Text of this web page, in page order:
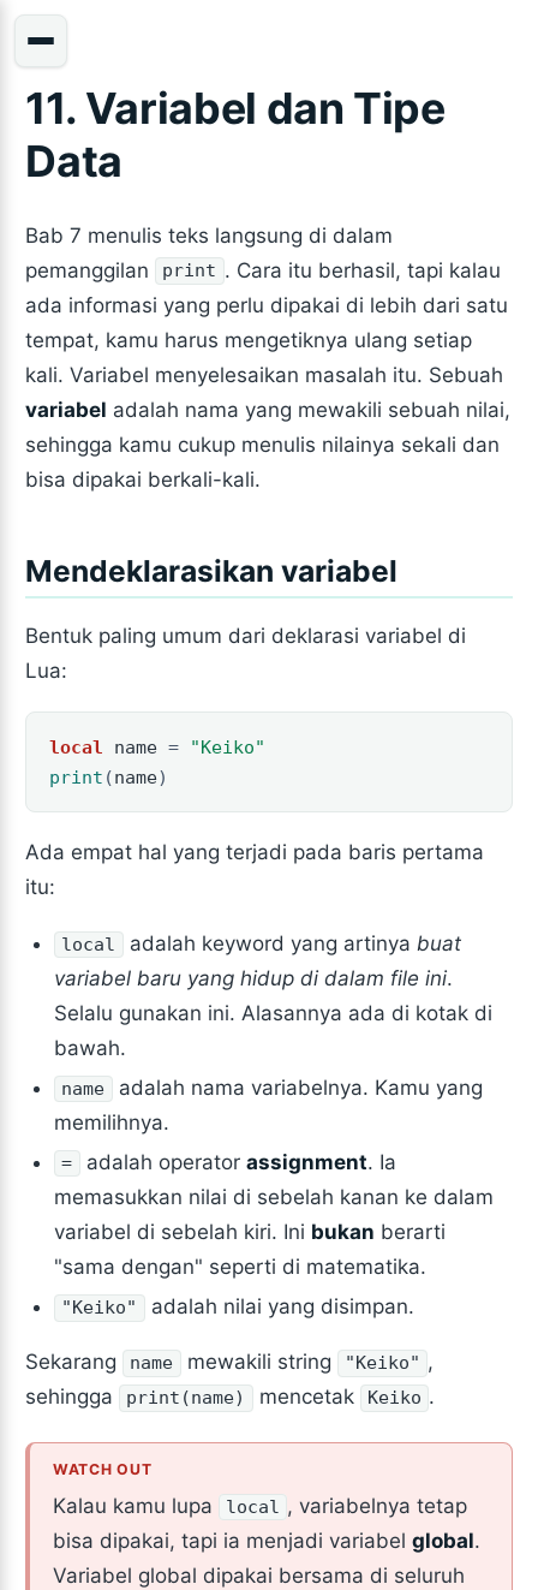
11. Variabel dan Tipe
Data
Bab 7 menulis teks langsung di dalam
pemanggilan
print . Cara itu berhasil, tapi kalau
ada informasi yang perlu dipakai di lebih dari satu
tempat, kamu harus mengetiknya ulang setiap
kali. Variabel menyelesaikan masalah itu. Sebuah
variabel adalah nama yang mewakili sebuah nilai,
sehingga kamu cukup menulis nilainya sekali dan
bisa dipakai berkali-kali.
Mendeklarasikan variabel
Bentuk paling umum dari deklarasi variabel di
Lua:
local name =
"Keiko"
print (name)
Ada empat hal yang terjadi pada baris pertama
itu:
local adalah keyword yang artinya buat
variabel baru yang hidup di dalam file ini.
Selalu gunakan ini. Alasannya ada di kotak di
bawah.
name
adalah nama variabelnya. Kamu yang
memilihnya.
= adalah operator assignment. Ia
memasukkan nilai di sebelah kanan ke dalam
variabel di sebelah kiri. Ini bukan berarti
"sama dengan" seperti di matematika.
"Keiko" adalah nilai yang disimpan.
Sekarang name mewakili string "Keiko" ,
sehingga
print(name) mencetak Keiko .
Kalau kamu lupa local , variabelnya tetap
bisa dipakai, tapi ia menjadi variabel global.
Variabel global dipakai bersama di seluruh